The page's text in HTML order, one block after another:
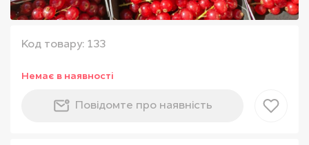
Код товару: 133
Немає в наявностi
Повiдомте про наявнiсть